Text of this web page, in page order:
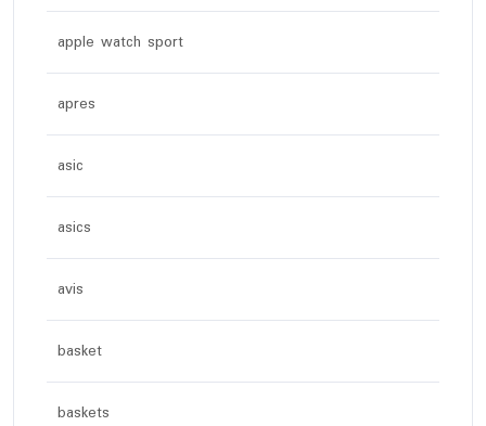
apple watch sport
apres
asic
asics
avis
basket
baskets